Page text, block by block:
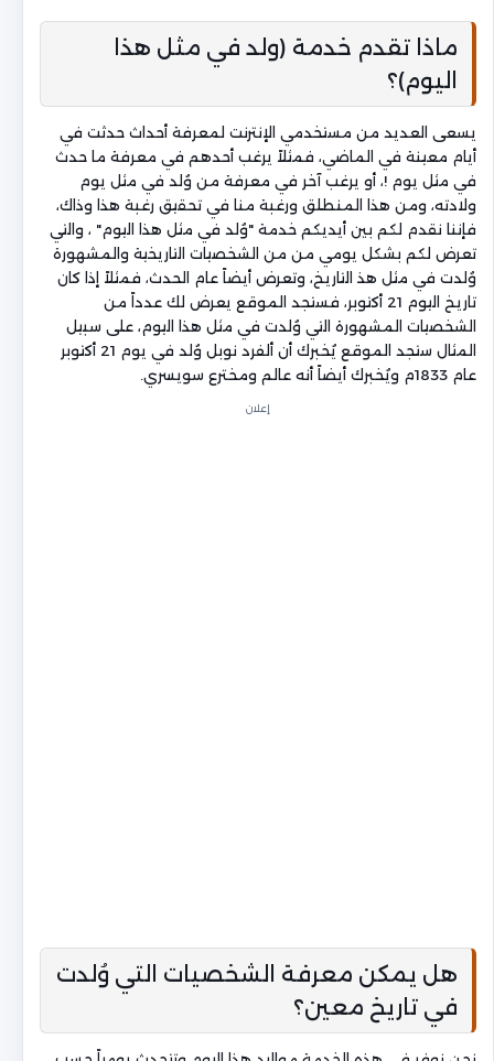
ماذا تقدم خدمة (ولد في مثل هذا
اليوم)؟
يسعى العديد من مستخدمي الإنترنت لمعرفة أحداث حدثت في
أيام معينة في الماضي، فمثلاً يرغب أحدهم في معرفة ما حدث
في مثل يوم !، أو يرغب آخر في معرفة من وُلد في مثل يوم
ولادته، ومن هذا المنطلق ورغبة منا في تحقيق رغبة هذا وذاك،
فإننا نقدم لكم بين أيديكم خدمة "وُلد في مثل هذا اليوم" ، والتي
تعرض لكم بشكل يومي من من الشخصيات التاريخية والمشهورة
وُلدت في مثل هذ التاريخ، وتعرض أيضاً عام الحدث، فمثلاً إذا كان
تاريخ اليوم 21 أكتوبر، فستجد الموقع يعرض لك عدداً من
الشخصيات المشهورة التي وُلدت في مثل هذا اليوم، على سبيل
المثال ستجد الموقع يُخبرك أن ألفرد نوبل وُلد في يوم 21 أكتوبر
عام 1833م ويُخبرك أيضاً أنه عالم ومخترع سويسري.
إعلان
هل يمكن معرفة الشخصيات التي وُلدت
في تاريخ معين؟